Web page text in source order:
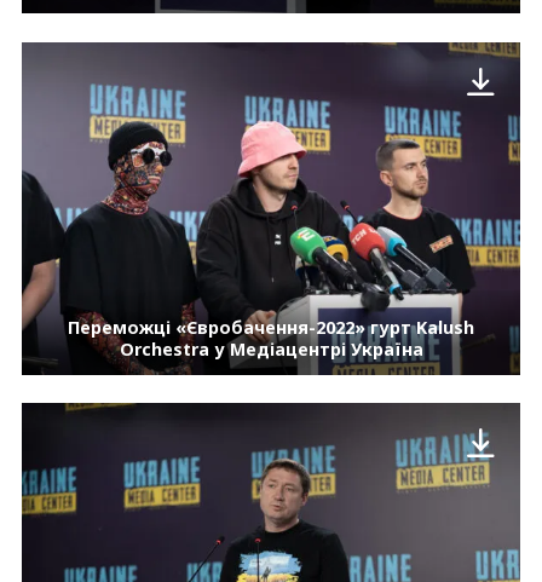
Переможці «Євробачення-2022» гурт Kalush
Orchestra у Медіацентрі Україна